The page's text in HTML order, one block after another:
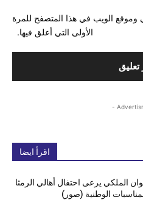
وموقع الويب في هذا المتصفح للمرة
الأولى التي أعلق فيها.
اقرأ ايضا
الملكي يرعى احتفال أهالي الرمثا
الوطنية (صور)